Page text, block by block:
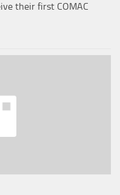
their first COMAC